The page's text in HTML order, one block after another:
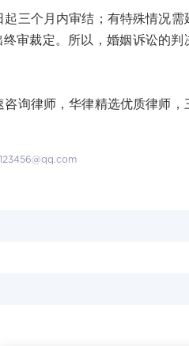
三个月内审结；有特殊情况需
审裁定。所以，婚姻诉讼的判
询律师，华律精选优质律师，
123456@qq.com